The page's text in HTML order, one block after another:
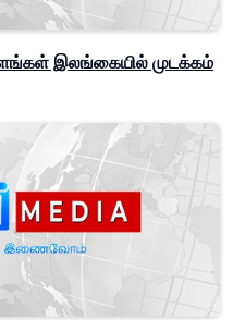
இலங்கையில் முடக்கம்